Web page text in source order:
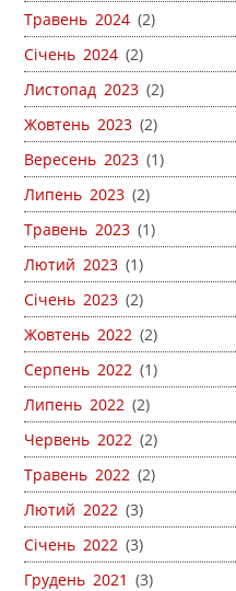
Травень 2024 (2)
Січень 2024 (2)
Листопад 2023 (2)
Жовтень 2023 (2)
Вересень 2023 (1)
Липень 2023 (2)
Травень 2023 (1)
Лютий 2023 (1)
Січень 2023 (2)
Жовтень 2022 (2)
Серпень 2022 (1)
Липень 2022 (2)
Червень 2022 (2)
Травень 2022 (2)
Лютий 2022 (3)
Січень 2022 (3)
Грудень 2021 (3)